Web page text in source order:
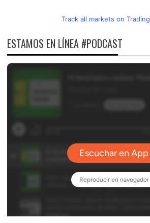
Track all markets on
ESTAMOS EN LÍNEA #PODCAST